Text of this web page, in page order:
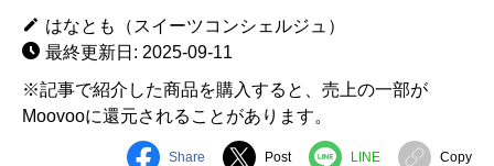
はなとも（スイーツコンシェルジュ）
最終更新日: 2025-09-11
※記事で紹介した商品を購入すると、売上の一部が
Moovooに還元されることがあります。
Share Post LINE Copy